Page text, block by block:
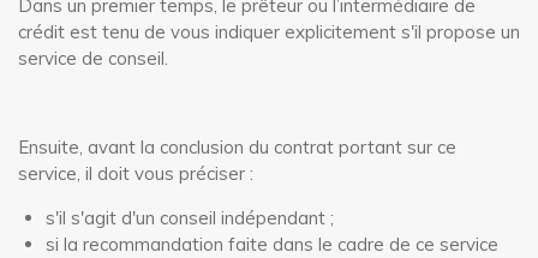
Dans un premier temps, le prêteur ou l’intermédiaire de
crédit est tenu de vous indiquer explicitement s'il propose un
service de conseil.
Ensuite, avant la conclusion du contrat portant sur ce
service, il doit vous préciser :
s'il s'agit d'un conseil indépendant ;
si la recommandation faite dans le cadre de ce service